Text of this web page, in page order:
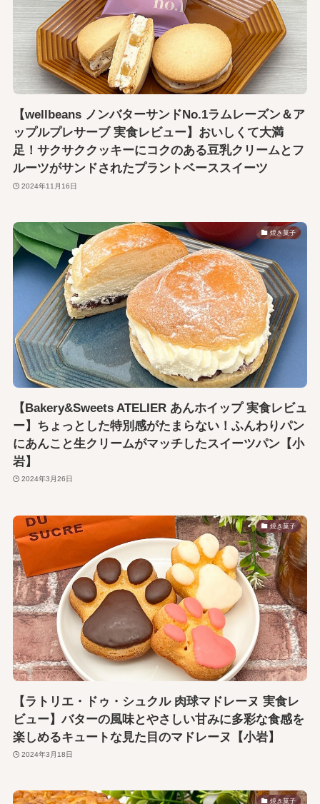
【wellbeans ノンバターサンドNo.1ラムレーズン＆ア
ップルプレサーブ 実食レビュー】おいしくて大満
足！サクサククッキーにコクのある豆乳クリームとフ
ルーツがサンドされたプラントベーススイーツ
2024年11月16日
焼き菓子
【Bakery&Sweets ATELIER あんホイップ 実食レビュ
ー】ちょっとした特別感がたまらない！ふんわりパン
にあんこと生クリームがマッチしたスイーツパン【小
岩】
2024年3月26日
焼き菓子
【ラトリエ・ドゥ・シュクル 肉球マドレーヌ 実食レ
ビュー】バターの風味とやさしい甘みに多彩な食感を
楽しめるキュートな見た目のマドレーヌ【小岩】
2024年3月18日
焼き菓子